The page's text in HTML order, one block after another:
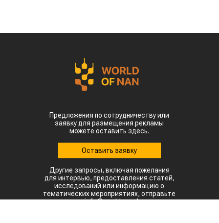
Предложения по сотрудничеству или
заявку для размещения рекламы
можете оставить здесь.
Оставить заявку
Другие запросы, включая пожелания
для интервью, предоставления статей,
исследований или информацию о
тематических мероприятиях, отправьте
на: info@world-nan.kz